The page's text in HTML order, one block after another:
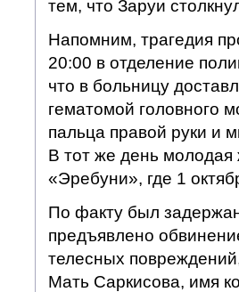
тем, что Заруи
Напомним, трагедия
20:00 в отделение
что в больницу
гематомой головного
пальца правой руки и
В тот же день
«Эребуни», где 1
По факту был
предъявлено
телесных
Мать Саркисова, имя